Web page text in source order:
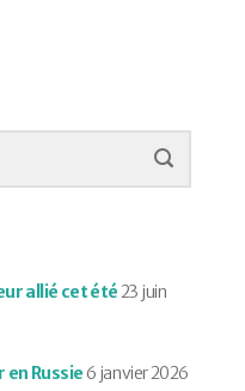
allié cet été23 juin
Russie 6 janvier 2026